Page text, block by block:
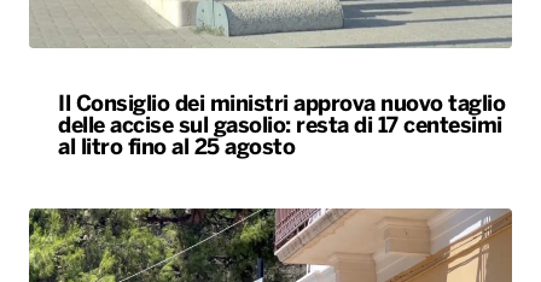
Il Consiglio dei ministri approva nuovo taglio
delle accise sul gasolio: resta di 17 centesimi
al litro fino al 25 agosto